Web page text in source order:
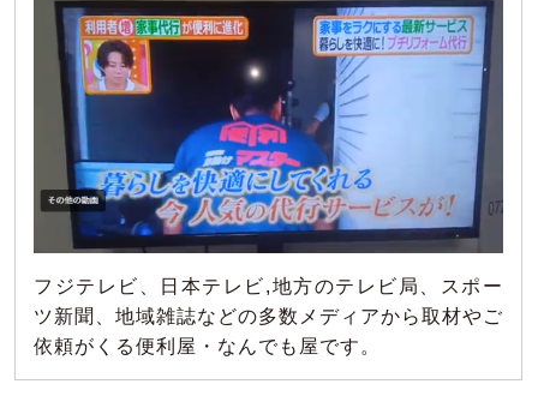
フジテレビ、日本テレビ,地方のテレビ局、スポー
ツ新聞、地域雑誌などの多数メディアから取材やご
依頼がくる便利屋・なんでも屋です。